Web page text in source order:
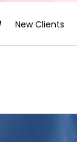
New Clients